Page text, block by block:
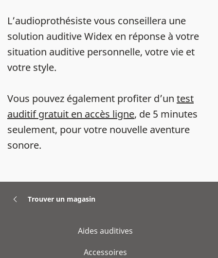
L’audioprothésiste vous conseillera une
solution auditive Widex en réponse à votre
situation auditive personnelle, votre vie et
votre style.
Vous pouvez également profiter d’un test
auditif gratuit en accès ligne, de 5 minutes
seulement, pour votre nouvelle aventure
sonore.
Trouver un magasin
Aides auditives
Accessoires